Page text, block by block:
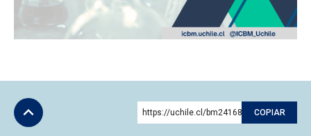
https://uchile.cl/bm241686 COPIAR